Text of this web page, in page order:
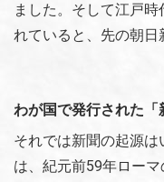
ました。そして江戸
れていると、先の朝日
わが国で発行された「
それでは新聞の起源
は、紀元前59年ロー